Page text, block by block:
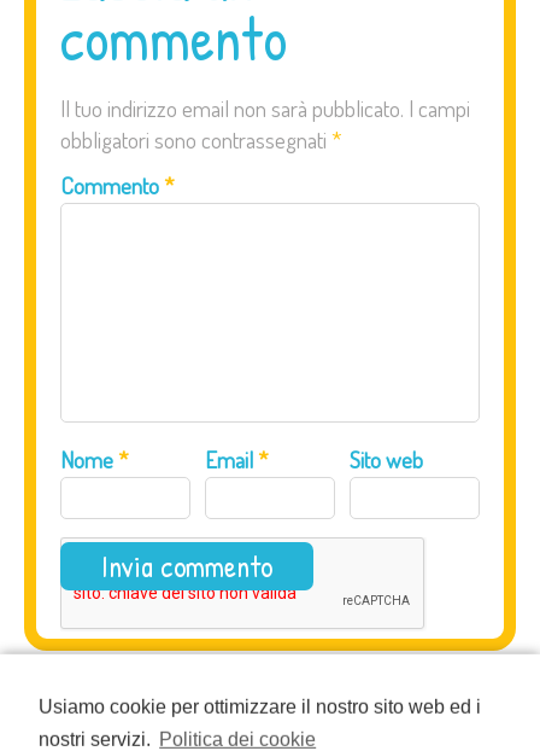
Usiamo cookie per ottimizzare il nostro sito web ed i
nostri servizi. Politica dei cookie
commento
Il tuo indirizzo email non sarà pubblicato. I campi
obbligatori sono contrassegnati *
Commento*
Nome* Email* Sito web